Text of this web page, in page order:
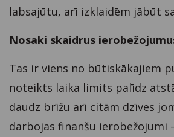
labsajūtu, arī izklaidēm jābūt
Nosaki skaidrus
Tas ir viens no būtiskākajiem
noteikts laika limits palīdz
daudz brīžu arī citām dzīves
darbojas finanšu ierobežojumi